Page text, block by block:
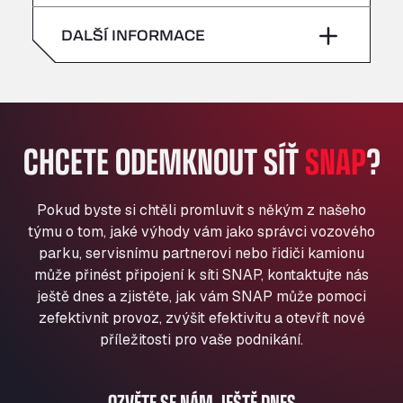
Klaverbladstaat 21, 3560
American Truck Wash
Andamur La Junquera
Andamur Pamplona
A-15 Salida Imarcoain, 31119
Andamur San Roman II
Aut A1 Exit 385, 01207
Anglia Motel
Washway Road, PE12 8LT
Anpol Sp. z o.o.
Aqua Ariva GmbH
neděle –
neděle –
DALŠÍ INFORMACE
CHCETE ODEMKNOUT SÍŤSNAP?
Pokud byste si chtěli promluvit s někým z našeho
týmu o tom, jaké výhody vám jako správci vozového
parku, servisnímu partnerovi nebo řidiči kamionu
může přinést připojení k síti SNAP, kontaktujte nás
ještě dnes a zjistěte, jak vám SNAP může pomoci
zefektivnit provoz, zvýšit efektivitu a otevřít nové
příležitosti pro vaše podnikání.